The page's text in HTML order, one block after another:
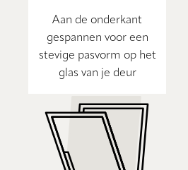
Aan de onderkant
gespannen voor een
stevige pasvorm op het
glas van je deur